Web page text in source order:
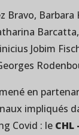
Bravo, Barbara
Jobim
en
impliqués
Covid : le CHL